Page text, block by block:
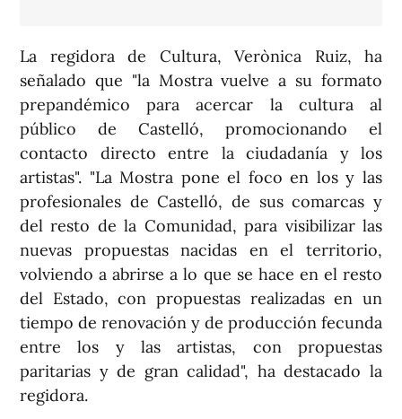
La regidora de Cultura, Verònica Ruiz, ha
señalado que "la Mostra vuelve a su formato
prepandémico para acercar la cultura al
público de Castelló, promocionando el
contacto directo entre la ciudadanía y los
artistas". "La Mostra pone el foco en los y las
profesionales de Castelló, de sus comarcas y
del resto de la Comunidad, para visibilizar las
nuevas propuestas nacidas en el territorio,
volviendo a abrirse a lo que se hace en el resto
del Estado, con propuestas realizadas en un
tiempo de renovación y de producción fecunda
entre los y las artistas, con propuestas
paritarias y de gran calidad", ha destacado la
regidora.